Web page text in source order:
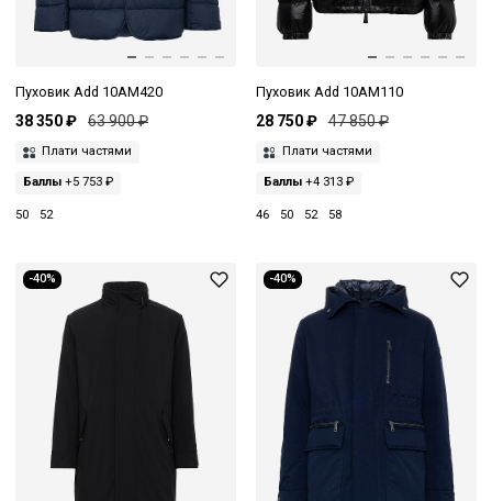
Пуховик Add 10AM420
38 350 ₽ 63 900 ₽
Плати частями
Баллы +5 753 ₽
50 52
Пуховик Add 10AM110
28 750 ₽ 47 850 ₽
Плати частями
Баллы+4 313 ₽
46 50 52 58
-40% -40%